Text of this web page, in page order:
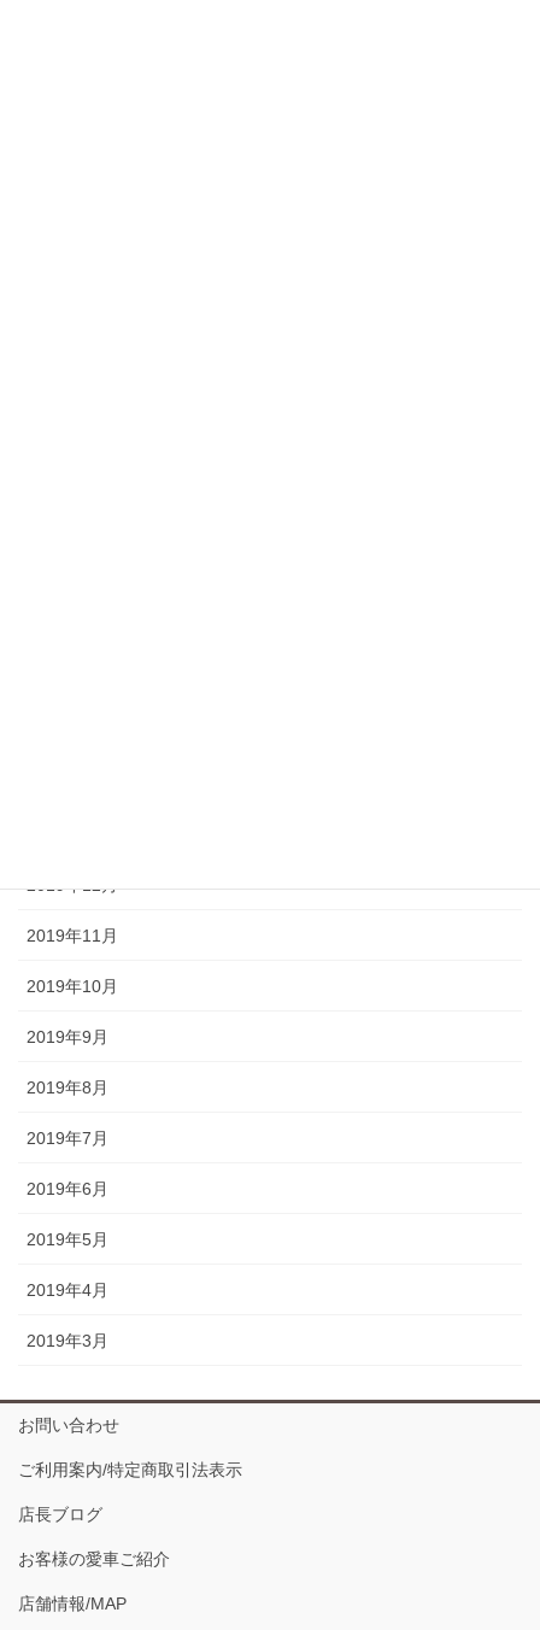
2019年12月
2019年11月
2019年10月
2019年9月
2019年8月
2019年7月
2019年6月
2019年5月
2019年4月
2019年3月
お問い合わせ
ご利用案内/特定商取引法表示
店長ブログ
お客様の愛車ご紹介
店舗情報/MAP